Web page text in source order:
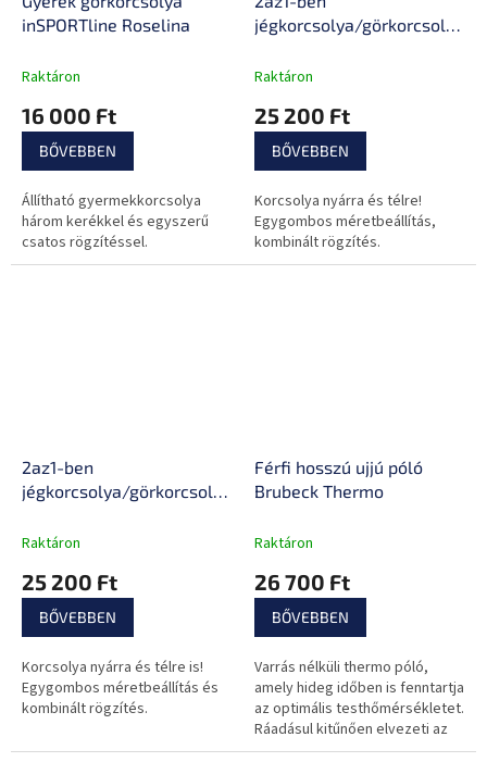
inSPORTline Roselina
Raktáron
16 000 Ft
BŐVEBBEN
Állítható gyermekkorcsolya
három kerékkel és egyszerű
csatos rögzítéssel.
jégkorcsolya/görkorcsolya
Raktáron
25 200 Ft
BŐVEBBEN
Korcsolya nyárra és télre!
Egygombos méretbeállítás,
kombinált rögzítés.
2az1-ben
jégkorcsolya/görkorcsolya
Raktáron
25 200 Ft
BŐVEBBEN
Korcsolya nyárra és télre is!
Egygombos méretbeállítás és
kombinált rögzítés.
Férfi hosszú ujjú póló
Brubeck Thermo
Raktáron
26 700 Ft
BŐVEBBEN
Varrás nélküli thermo póló,
amely hideg időben is fenntartja
az optimális testhőmérsékletet.
Ráadásul kitűnően elvezeti az
izzadtságot, és alkalmazkodik